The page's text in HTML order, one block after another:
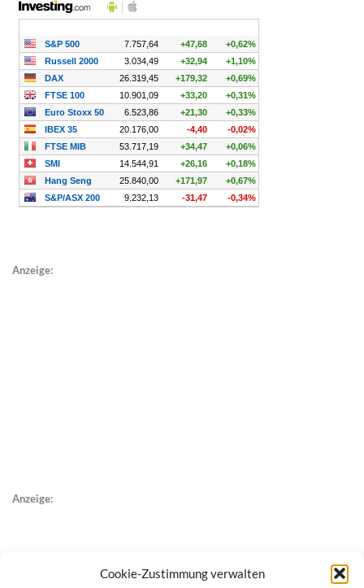
Cookie-Zustimmung verwalten
Anzeige:
Anzeige: